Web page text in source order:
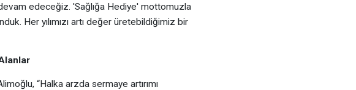
edeceğiz. 'Sağlığa Hediye' mottomuzla
Her yılımızı artı değer üretebildiğimiz bir
“Halka arzda sermaye artırımı